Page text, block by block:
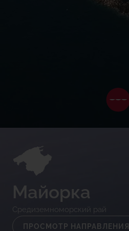
Майорка
Средиземноморский рай
ПРОСМОТР НАПРАВЛЕНИЯ